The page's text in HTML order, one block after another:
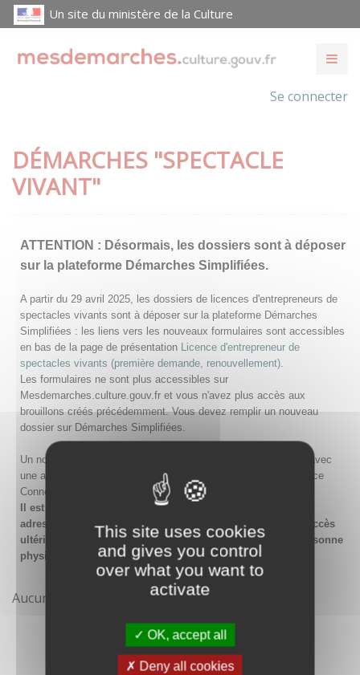
This site uses cookies
and gives you control
over what you want to
activate
OK, accept all
Deny all cookies
Un site du ministère de la Culture
Se connecter
DÉMARCHES "SPECTACLE
VIVANT"
ATTENTION : Désormais, les dossiers sont à déposer
sur la plateforme Démarches Simplifiées.
A partir du 29 avril 2025, les dossiers de licences d'entrepreneurs de
spectacles vivants sont à déposer sur la plateforme Démarches
Simplifiées : les liens vers les nouveaux formulaires sont accessibles
en bas de la page de présentation Licence d'entrepreneur de
spectacles vivants (première demande, renouvellement).
Les formulaires ne sont plus accessibles sur
Mesdemarches.culture.gouv.fr et vous n'avez plus accès aux
brouillons créés précédemment. Vous devez remplir un nouveau
dossier sur Démarches Simplifiées.
Un nouveau compte doit être créé sur Démarches Simplifiées avec
une adresse email et un mot de passe, ou en passant par France
Connect.
Il est conseillé lors de la création du compte de saisir une
adresse email générique de l'organisme afin de garantir l'accès
ultérieur au compte même en cas de changement de la personne
physique gestionnaire.
Aucune démarche pour le moment